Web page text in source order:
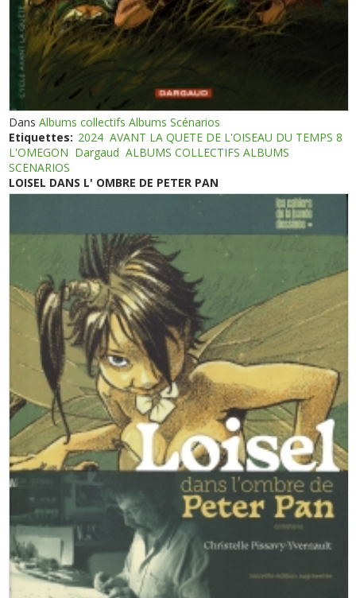
DansAlbums collectifs Albums Scénarios
Etiquettes: 2024 AVANT LA QUETE DE L'OISEAU DU TEMPS 8
L'OMEGON Dargaud ALBUMS COLLECTIFS ALBUMS
SCENARIOS
LOISEL DANS L' OMBRE DE PETER PAN